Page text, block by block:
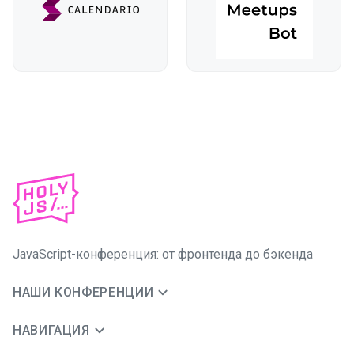
JavaScript-конференция: от фронтенда до бэкенда
НАШИ КОНФЕРЕНЦИИ
НАВИГАЦИЯ